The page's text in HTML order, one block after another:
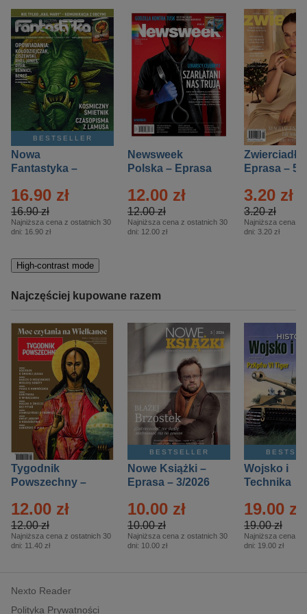
BESTSELLER
Nowa
Fantastyka –
16.90 zł
16.90 zł
Najniższa cena z ostatnich 30
dni: 16.90 zł
Newsweek
Polska – Eprasa
12.00 zł
12.00 zł
Najniższa cena z ostatnich 30
dni: 12.00 zł
Zwierciadło
Eprasa – 5/
3.20 zł
3.20 zł
Najniższa cena z
dni: 3.20 zł
High-contrast mode
Najczęściej kupowane razem
Tygodnik
Powszechny –
12.00 zł
12.00 zł
Najniższa cena z ostatnich 30
dni: 11.40 zł
BESTSELLER
Nowe Książki –
Eprasa – 3/2026
10.00 zł
10.00 zł
Najniższa cena z ostatnich 30
dni: 10.00 zł
Wojsko i
Technika
– 2/2026
19.00 zł
19.00 zł
Najniższa cena z
dni: 19.00 zł
Nexto Reader
Polityka Prywatności